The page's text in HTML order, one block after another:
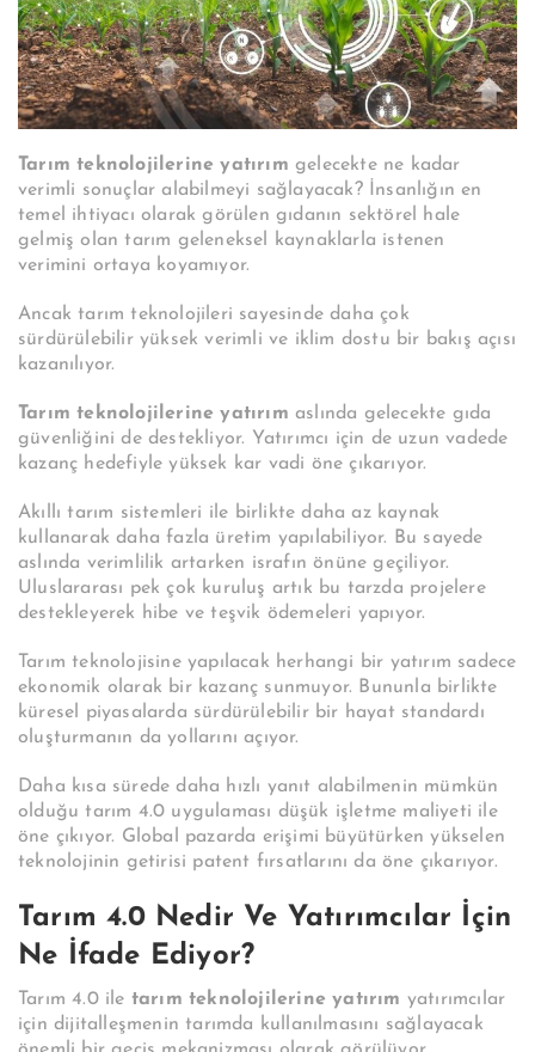
Tarım teknolojilerine yatırım gelecekte ne kadar
verimli sonuçlar alabilmeyi sağlayacak? İnsanlığın en
temel ihtiyacı olarak görülen gıdanın sektörel hale
gelmiş olan tarım geleneksel kaynaklarla istenen
verimini ortaya koyamıyor.
Ancak tarım teknolojileri sayesinde daha çok
sürdürülebilir yüksek verimli ve iklim dostu bir bakış açısı
kazanılıyor.
Tarım teknolojilerine yatırım aslında gelecekte gıda
güvenliğini de destekliyor. Yatırımcı için de uzun vadede
kazanç hedefiyle yüksek kar vadi öne çıkarıyor.
Akıllı tarım sistemleri ile birlikte daha az kaynak
kullanarak daha fazla üretim yapılabiliyor. Bu sayede
aslında verimlilik artarken israfın önüne geçiliyor.
Uluslararası pek çok kuruluş artık bu tarzda projelere
destekleyerek hibe ve teşvik ödemeleri yapıyor.
Tarım teknolojisine yapılacak herhangi bir yatırım sadece
ekonomik olarak bir kazanç sunmuyor. Bununla birlikte
küresel piyasalarda sürdürülebilir bir hayat standardı
oluşturmanın da yollarını açıyor.
Daha kısa sürede daha hızlı yanıt alabilmenin mümkün
olduğu tarım 4.0 uygulaması düşük işletme maliyeti ile
öne çıkıyor. Global pazarda erişimi büyütürken yükselen
teknolojinin getirisi patent fırsatlarını da öne çıkarıyor.
Tarım 4.0 Nedir Ve Yatırımcılar İçin
Ne İfade Ediyor?
Tarım 4.0 ile tarım teknolojilerine yatırım yatırımcılar
için dijitalleşmenin tarımda kullanılmasını sağlayacak